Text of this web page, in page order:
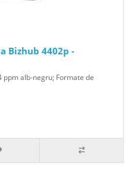
Bizhub 4402p -
ppm alb-negru; Formate de